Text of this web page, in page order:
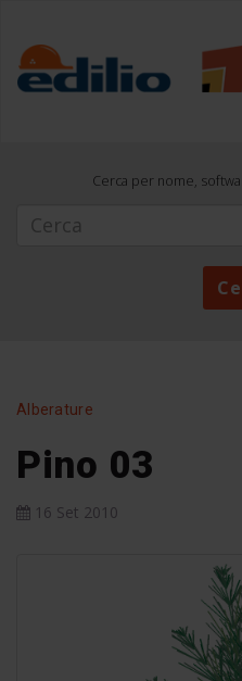
Cerca per nome,
Alberature
Pino 03
16 Set 2010